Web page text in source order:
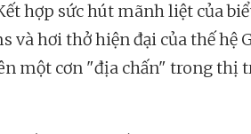
hợp sức hút mãnh liệt của
và hơi thở hiện đại của thế hệ
một cơn "địa chấn" trong thị